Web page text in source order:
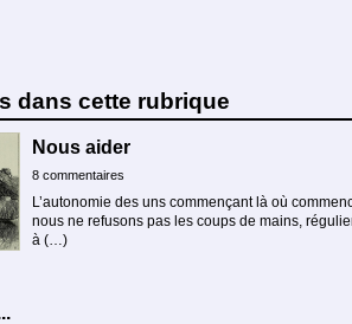
dans cette rubrique
Nous aider
8 commentaires
L’autonomie des uns commençant là où
nous ne refusons pas les coups de mains,
à (…)